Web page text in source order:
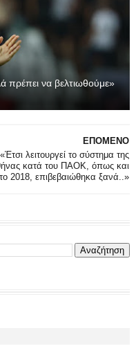
πρέπει να βελτιωθούμε»
ΕΠΟΜΕΝΟ
«Έτσι λειτουργεί το σύστημα της
κατά του ΠΑΟΚ, όπως και
το 2018, επιβεβαιώθηκα ξανά..»